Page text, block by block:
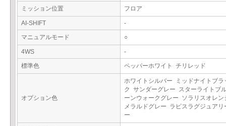
ミッション位置 フロア
AI-SHIFT
-
マニュアルモード
○
4WS
-
標準色
ペッパーホワイト チリレッド
オプション色
ホワイトシルバー ミッドナイトブラ
ク サンダーグレー スターライトブ
ーンウォークグレー ソラリスオレ
メラルドグレー ラピスラグジュアリ
ー